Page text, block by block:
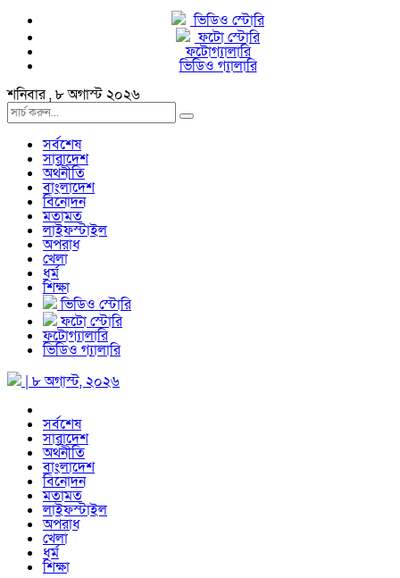
ভিডিও স্টোরি
ফটো স্টোরি
ফটোগ্যালারি
ভিডিও গ্যালারি
শনিবার , ৮ অগাস্ট ২০২৬
সর্বশেষ
সারাদেশ
অর্থনীতি
বাংলাদেশ
বিনোদন
মতামত
লাইফস্টাইল
অপরাধ
খেলা
ধর্ম
শিক্ষা
ভিডিও স্টোরি
ফটো স্টোরি
ফটোগ্যালারি
ভিডিও গ্যালারি
| ৮ অগাস্ট, ২০২৬
সর্বশেষ
সারাদেশ
অর্থনীতি
বাংলাদেশ
বিনোদন
মতামত
লাইফস্টাইল
অপরাধ
খেলা
ধর্ম
শিক্ষা